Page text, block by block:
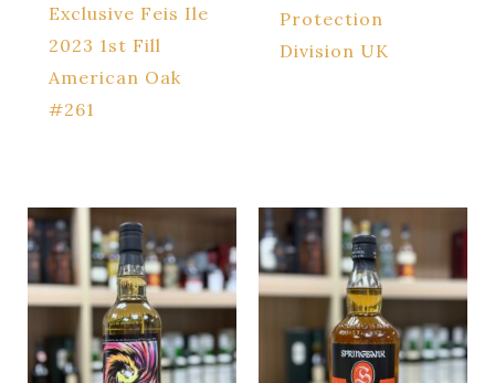
Exclusive Feis Ile
2023 1st Fill
American Oak
#261
Protection
Division UK